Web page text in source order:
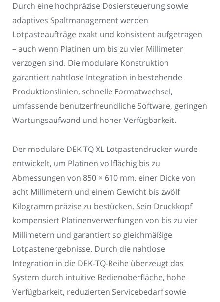
Durch eine hochpräzise Dosiersteuerung sowie
adaptives Spaltmanagement werden
Lotpasteaufträge exakt und konsistent aufgetragen
– auch wenn Platinen um bis zu vier Millimeter
verzogen sind. Die modulare Konstruktion
garantiert nahtlose Integration in bestehende
Produktionslinien, schnelle Formatwechsel,
umfassende benutzerfreundliche Software, geringen
Wartungsaufwand und hoher Verfügbarkeit.
Der modulare DEK TQ XL Lotpastendrucker wurde
entwickelt, um Platinen vollflächig bis zu
Abmessungen von 850 × 610 mm, einer Dicke von
acht Millimetern und einem Gewicht bis zwölf
Kilogramm präzise zu bestücken. Sein Druckkopf
kompensiert Platinenverwerfungen von bis zu vier
Millimetern und garantiert so gleichmäßige
Lotpastenergebnisse. Durch die nahtlose
Integration in die DEK-TQ-Reihe überzeugt das
System durch intuitive Bedienoberfläche, hohe
Verfügbarkeit, reduzierten Servicebedarf sowie